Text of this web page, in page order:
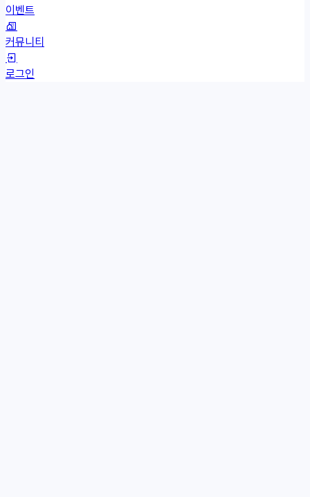
이벤트
커뮤니티
로그인